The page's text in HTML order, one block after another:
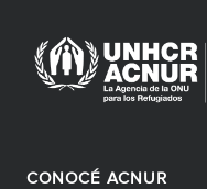
CONOCÉ ACNUR